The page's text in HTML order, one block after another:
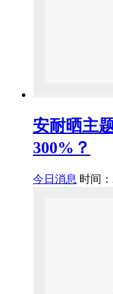
安耐晒主
300%？
今日消息 时间：